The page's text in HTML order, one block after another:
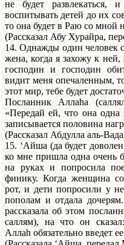
не будет развлекаться,
воспитывать детей до их
то она будет в Раю со мной
(Рассказал Абу Хурайра,
14. Однажды один человек
жена, когда я захожу к
господин и господин
видит меня опечаленным,
этот мир, тебе будет
Посланник Аллаhа
«Передай ей, что она
записывается половина
(Рассказал Абдулла аль-
15. ‘Айша (да будет
ко мне пришла одна очень
на руках и попросила
финику. Когда женщина
рот, и дети попросили у
пополам и отдала
рассказала об этом
саллям), на что он
Аллаh обязательно введет